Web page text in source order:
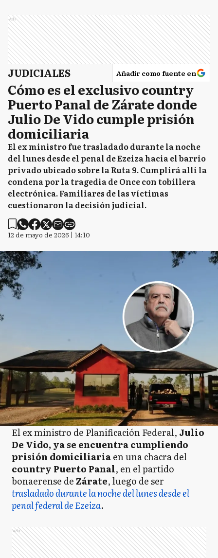
Ads
JUDICIALES Añadir como fuente en
Cómo es el exclusivo country
Puerto Panal de Zárate donde
Julio De Vido cumple prisión
domiciliaria
El ex ministro fue trasladado durante la noche
del lunes desde el penal de Ezeiza hacia el barrio
privado ubicado sobre la Ruta 9. Cumplirá allí la
condena por la tragedia de Once con tobillera
electrónica. Familiares de las víctimas
cuestionaron la decisión judicial.
12 de mayo de 2026 | 14:10
El ex ministro de Planificación Federal, Julio
De Vido, ya se encuentra cumpliendo
prisión domiciliariaen una chacra del
country Puerto Panal, en el partido
bonaerense deZárate, luego de ser
trasladado durante la noche del lunes desde el
penal federal de Ezeiza.
Ads